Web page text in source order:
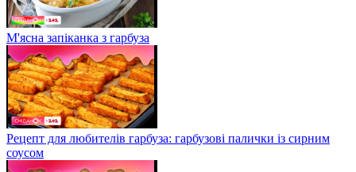
М'ясна запіканка з гарбуза
Рецепт для любителів гарбуза: гарбузові палички із сирним
соусом